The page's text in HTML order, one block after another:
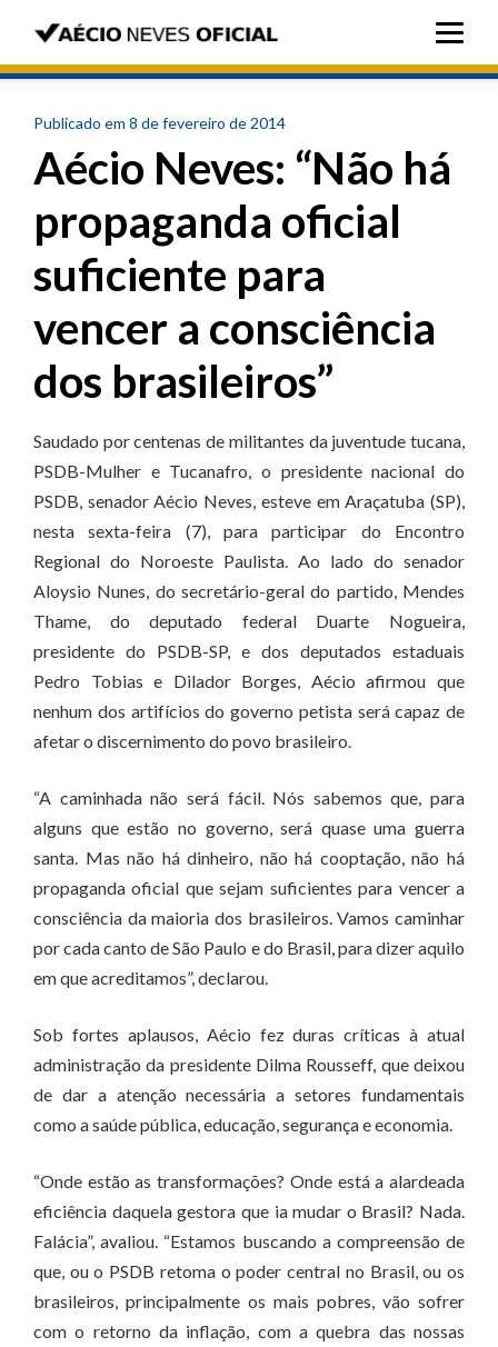
Publicado em 8 de fevereiro de 2014
Aécio Neves: “Não há
propaganda oficial
suficiente para
vencer a consciência
dos brasileiros”
Saudado por centenas de militantes da juventude tucana,
PSDB-Mulher e Tucanafro, o presidente nacional do
PSDB, senador Aécio Neves, esteve em Araçatuba (SP),
nesta sexta-feira (7), para participar do Encontro
Regional do Noroeste Paulista. Ao lado do senador
Aloysio Nunes, do secretário-geral do partido, Mendes
Thame, do deputado federal Duarte Nogueira,
presidente do PSDB-SP, e dos deputados estaduais
Pedro Tobias e Dilador Borges, Aécio afirmou que
nenhum dos artifícios do governo petista será capaz de
afetar o discernimento do povo brasileiro.
“A caminhada não será fácil. Nós sabemos que, para
alguns que estão no governo, será quase uma guerra
santa. Mas não há dinheiro, não há cooptação, não há
propaganda oficial que sejam suficientes para vencer a
consciência da maioria dos brasileiros. Vamos caminhar
por cada canto de São Paulo e do Brasil, para dizer aquilo
em que acreditamos”, declarou.
Sob fortes aplausos, Aécio fez duras críticas à atual
administração da presidente Dilma Rousseff, que deixou
de dar a atenção necessária a setores fundamentais
como a saúde pública, educação, segurança e economia.
“Onde estão as transformações? Onde está a alardeada
eficiência daquela gestora que ia mudar o Brasil? Nada.
Falácia”, avaliou. “Estamos buscando a compreensão de
que, ou o PSDB retoma o poder central no Brasil, ou os
brasileiros, principalmente os mais pobres, vão sofrer
com o retorno da inflação, com a quebra das nossas